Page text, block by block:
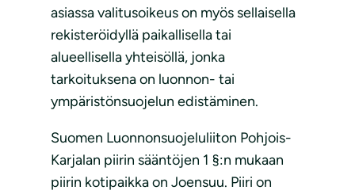
asiassa valitusoikeus on myös sellaisella
rekisteröidyllä paikallisella tai
alueellisella yhteisöllä, jonka
tarkoituksena on luonnon- tai
ympäristönsuojelun edistäminen.
Suomen Luonnonsuojeluliiton Pohjois-
Karjalan piirin sääntöjen 1 §:n mukaan
piirin kotipaikka on Joensuu. Piiri on